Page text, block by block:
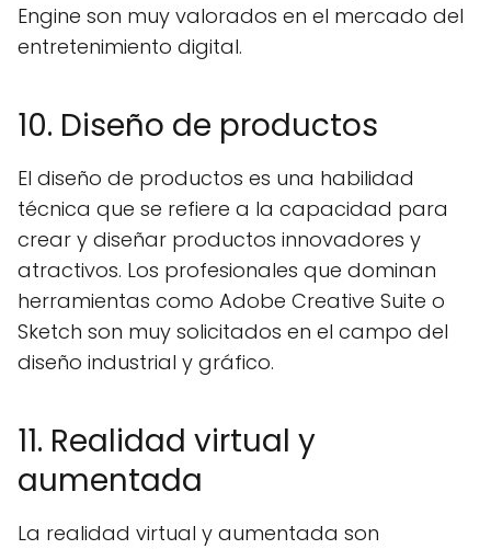
Engine son muy valorados en el mercado del
entretenimiento digital.
10. Diseño de productos
El diseño de productos es una habilidad
técnica que se refiere a la capacidad para
crear y diseñar productos innovadores y
atractivos. Los profesionales que dominan
herramientas como Adobe Creative Suite o
Sketch son muy solicitados en el campo del
diseño industrial y gráfico.
11. Realidad virtual y
aumentada
La realidad virtual y aumentada son